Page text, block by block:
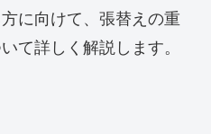
に向けて、張替えの重
て詳しく解説します。